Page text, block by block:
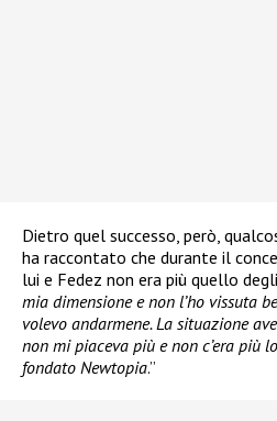
Dietro quel successo, però,
ha raccontato che durante il
lui e Fedez non era più quello degli
mia dimensione e non l’ho vissuta
volevo andarmene. La situazione
non mi piaceva più e non c’era più
fondato Newtopia.”